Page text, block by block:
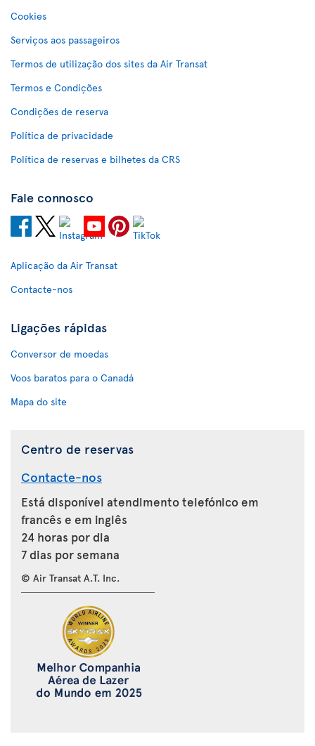
Cookies
Serviços aos passageiros
Termos de utilização dos sites da Air Transat
Termos e Condições
Condições de reserva
Política de privacidade
Política de reservas e bilhetes da CRS
Fale connosco
Aplicação da Air Transat
Contacte-nos
Ligações rápidas
Conversor de moedas
Voos baratos para o Canadá
Mapa do site
Centro de reservas
Contacte-nos
Está disponível atendimento telefónico em
francês e em inglês
24 horas por dia
7 dias por semana
© Air Transat A.T. Inc.